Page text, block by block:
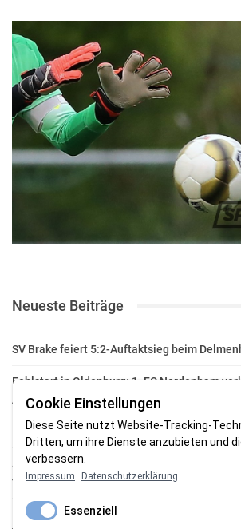
Neueste Beiträge
SV Brake feiert 5:2-Auftaktsieg beim
Fehlstart in Oldenburg: 1. FC Nordenham
Auftakt
Fußball in der Wesermarsch: Die Bilder vom
Aufstieg geschafft: HSG-Unterweser-C-
für die Oberliga
HSG Unterweser startet mit neuem
Cookie Einstellungen
Diese Seite nutzt Website-Tracking-
Dritten, um ihre Dienste anzubieten und
verbessern.
Impressum Datenschutzerklärung
Essenziell